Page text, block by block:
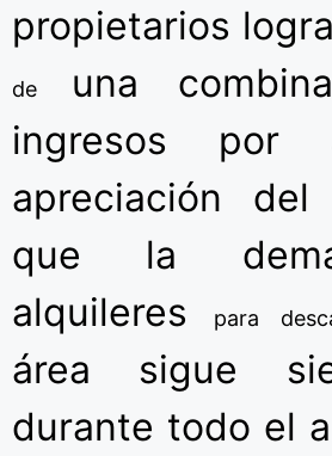
propietarios
de
una
ingresos por
apreciación del
que la
alquileres
para
área sigue
durante todo el